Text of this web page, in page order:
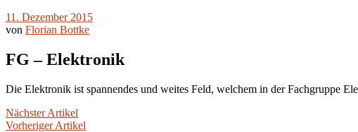
11. Dezember 2015
von Florian Bottke
FG – Elektronik
Die Elektronik ist spannendes und weites Feld, welchem in der Fachgruppe
Nächster Artikel
Vorheriger Artikel